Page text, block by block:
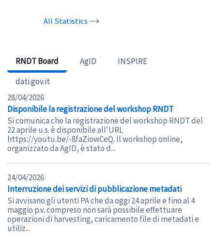
All Statistics
RNDT Board AgID
INSPIRE
dati.gov.it
28/04/2026
Disponibile la registrazione del workshop RNDT
Si comunica che la registrazione del workshop RNDT del
22 aprile u.s. è disponibile all'URL
https://youtu.be/-8faZiowCeQ. Il workshop online,
organizzato da AgID, è stato d...
24/04/2026
Interruzione dei servizi di pubblicazione metadati
Si avvisano gli utenti PA che da oggi 24 aprile e fino al 4
maggio p.v. compreso non sarà possibile effettuare
operazioni di harvesting, caricamento file di metadati e
utiliz...